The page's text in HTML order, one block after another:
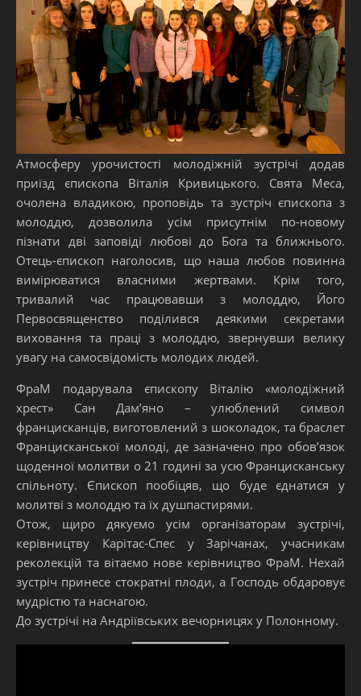
Атмосферу урочистості молодіжній зустрічі додав
приїзд єпископа Віталія Кривицького. Свята Меса,
очолена владикою, проповідь та зустріч єпископа з
молоддю, дозволила усім присутнім по-новому
пізнати дві заповіді любові до Бога та ближнього.
Отець-єпископ наголосив, що наша любов повинна
вимірюватися власними жертвами. Крім того,
тривалий час працювавши з молоддю, Його
Первосвященство поділився деякими секретами
виховання та праці з молоддю, звернувши велику
увагу на самосвідомість молодих людей.
ФраМ подарувала єпископу Віталію «молодіжний
хрест» Сан Дам’янo – улюблений символ
францисканців, виготовлений з шоколадок, та браслет
Францисканської молоді, де зазначено про обов’язок
щоденної молитви о 21 годині за усю Францисканську
спільноту. Єпископ пообіцяв, що буде єднатися у
молитві з молоддю та їх душпастирями.
Отож, щиро дякуємо усім організаторам зустрічі,
керівництву Карітас-Спес у Зарічанах, учасникам
реколекцій та вітаємо нове керівництво ФраМ. Нехай
зустріч принесе стократні плоди, а Господь обдаровує
мудрістю та наснагою.
До зустрічі на Андріївських вечорницях у Полонному.